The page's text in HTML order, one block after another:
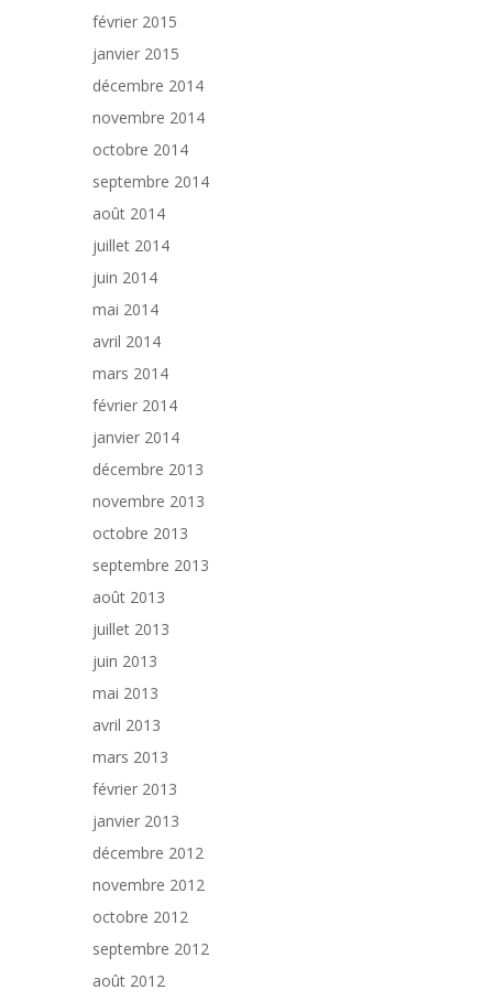
février 2015
janvier 2015
décembre 2014
novembre 2014
octobre 2014
septembre 2014
août 2014
juillet 2014
juin 2014
mai 2014
avril 2014
mars 2014
février 2014
janvier 2014
décembre 2013
novembre 2013
octobre 2013
septembre 2013
août 2013
juillet 2013
juin 2013
mai 2013
avril 2013
mars 2013
février 2013
janvier 2013
décembre 2012
novembre 2012
octobre 2012
septembre 2012
août 2012